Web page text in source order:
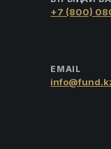
+7 (800)
EMAIL